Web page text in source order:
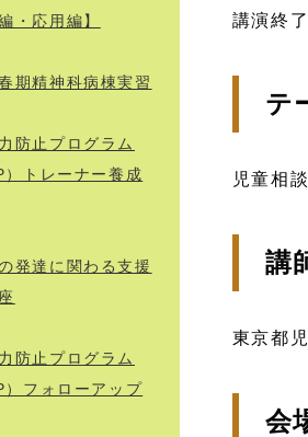
講演終
テ
児童相
講
東京都
会
・応用編】
期精神科病棟実習
防止プログラム
）トレーナー養成
発達に関わる支援
防止プログラム
）フォローアップ